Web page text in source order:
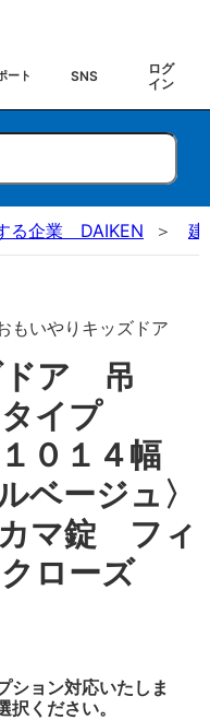
ート SNS
ログ
イン
る企業 DAIKEN 建
もいやりキッズドア
ドア 吊
イプ
０１４幅
ベージュ〉
マ錠 フィ
ローズ
ション対応いたしま
ください。